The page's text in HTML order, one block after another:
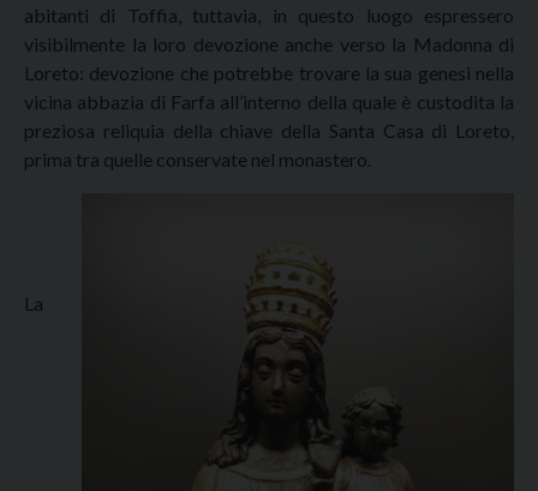
abitanti di Toffia, tuttavia, in questo luogo espressero
visibilmente la loro devozione anche verso la Madonna di
Loreto: devozione che potrebbe trovare la sua genesi nella
vicina abbazia di Farfa all’interno della quale è custodita la
preziosa reliquia della chiave della Santa Casa di Loreto,
prima tra quelle conservate nel monastero.
La